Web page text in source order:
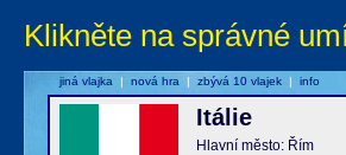
Klikněte na správné
Itálie
Hlavní město: Řím
jiná vlajka | nová hra | zbývá 10 vlajek | info